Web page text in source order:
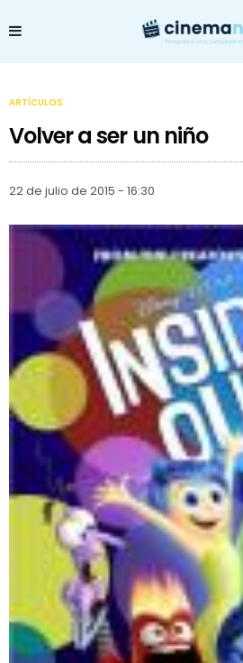
ARTÍCULOS
Volver a ser un niño
22 de julio de 2015 - 16:30